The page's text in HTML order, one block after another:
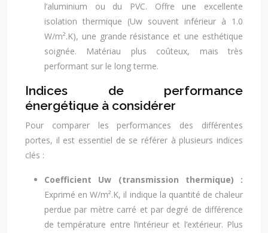
l’aluminium ou du PVC. Offre une excellente
isolation thermique (Uw souvent inférieur à 1.0
W/m².K), une grande résistance et une esthétique
soignée. Matériau plus coûteux, mais très
performant sur le long terme.
Indices de performance
énergétique à considérer
Pour comparer les performances des différentes
portes, il est essentiel de se référer à plusieurs indices
clés :
Coefficient Uw (transmission thermique) :
Exprimé en W/m².K, il indique la quantité de chaleur
perdue par mètre carré et par degré de différence
de température entre l’intérieur et l’extérieur. Plus